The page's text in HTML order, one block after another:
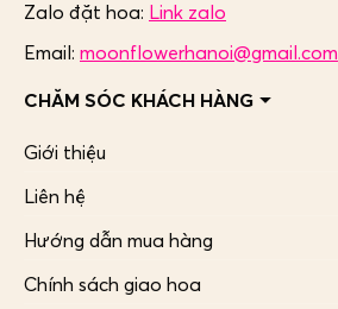
Zalo đặt hoa: Link zalo
Email: moonflowerhanoi@gmail.com
CHĂM SÓC KHÁCH HÀNG
Giới thiệu
Liên hệ
Hướng dẫn mua hàng
Chính sách giao hoa